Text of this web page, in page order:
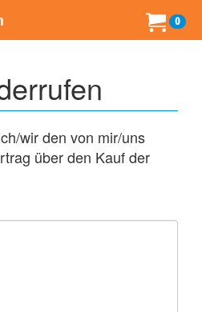
0
wir den von mir/uns
über den Kauf der